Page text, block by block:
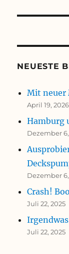
NEUESTE
Mit neuer
April 19, 2026
Hamburg
Dezember
Dezember
Crash!
Juli 22, 2025
Juli 22, 2025